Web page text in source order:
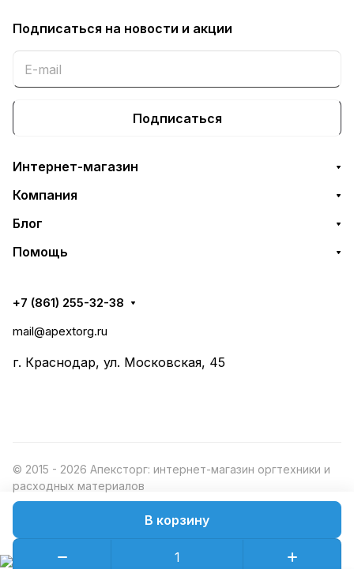
В корзину
Подписаться на новости и акции
Подписаться
Интернет-магазин
Компания
Блог
Помощь
+7 (861) 255-32-38
mail@apextorg.ru
г. Краснодар, ул. Московская, 45
© 2015 - 2026 Апексторг: интернет-магазин оргтехники и
расходных материалов
Конфиденциальность